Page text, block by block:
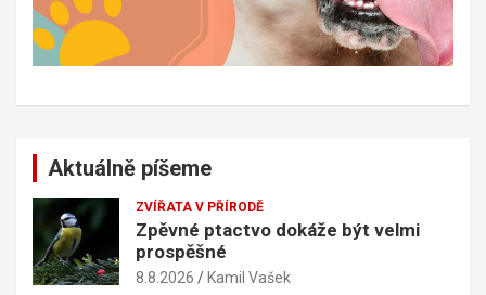
Aktuálně píšeme
ZVÍŘATA V PŘÍRODĚ
Zpěvné ptactvo dokáže být velmi
prospěšné
8.8.2026 Kamil Vašek